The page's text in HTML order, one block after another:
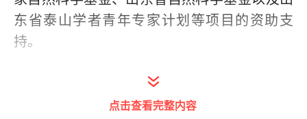
东省泰山学者青年专家计划等项目的资助支
持。
《物理评论快报》（Physical Review
Letters）是美国物理学会（APS）旗下学术期
点击查看完整内容